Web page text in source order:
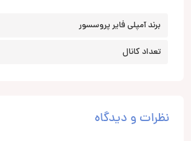
برند آمپلی فایر پروسسور
تعداد کانال
نظرات و دیدگاه